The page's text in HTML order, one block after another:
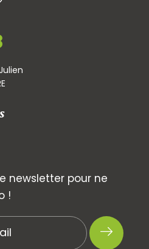
newsletter pour ne
!